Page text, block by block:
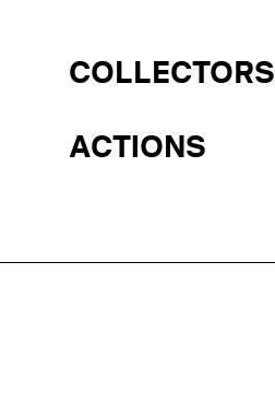
COLLECTORS
ACTIONS